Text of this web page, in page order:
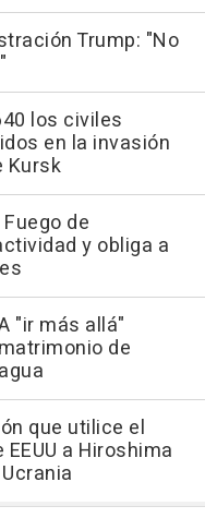
Trump: "No
los civiles
en la invasión
Kursk
de
y obliga a
"ir más allá"
de
que utilice el
a Hiroshima